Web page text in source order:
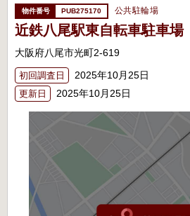
PUB275170 公共駐輪場
近鉄八尾駅東自転車駐車場
大阪府八尾市光町2-619
初回調査日 2025年10月25日
更新日 2025年10月25日